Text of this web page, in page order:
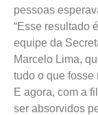
pessoas
“Esse resultado
equipe da
Marcelo Lima,
tudo o que fosse
E agora, com a
ser absorvidos